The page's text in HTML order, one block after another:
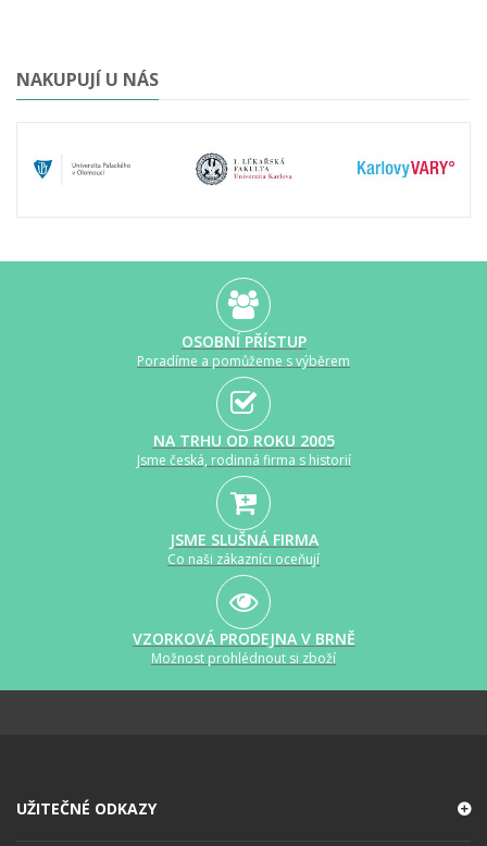
NAKUPUJÍ U NÁS
OSOBNÍ PŘÍSTUP
Poradíme a pomůžeme s výběrem
NA TRHU OD ROKU 2005
Jsme česká, rodinná firma s historií
JSME SLUŠNÁ FIRMA
Co naši zákazníci oceňují
VZORKOVÁ PRODEJNA V BRNĚ
Možnost prohlédnout si zboží
UŽITEČNÉ ODKAZY